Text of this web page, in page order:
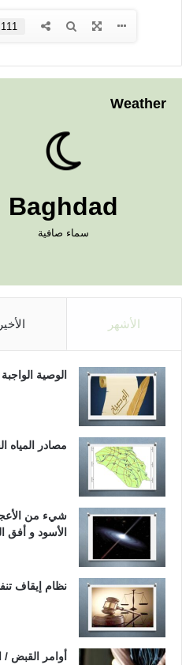
Weather
Baghdad
سماء صافية
الأشهر
الوصية
مصادر المياه
شيء من
الأسود و أفق
نظام إيقاف
أوامر القبض /